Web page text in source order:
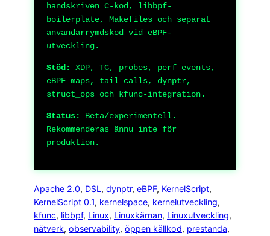
handskriven C-kod, libbpf-
boilerplate, Makefiles och separat
användarrymdskod vid eBPF-
utveckling.
Stöd:
XDP, TC, probes, perf events,
eBPF maps, tail calls, dynptr,
struct_ops och kfunc-integration.
Status:
Beta/experimentell.
Rekommenderas ännu inte för
produktion.
Apache 2.0, DSL, dynptr, eBPF, KernelScript
KernelScript 0.1, kernelspace, kernelutveckling
kfunc, libbpf, Linux, Linuxkärnan, Linuxutveckling
nätverk, observability, öppen källkod, prestanda